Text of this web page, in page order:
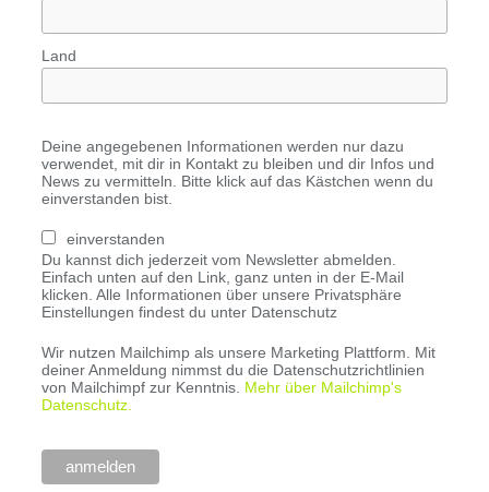
Land
Deine angegebenen Informationen werden nur dazu
verwendet, mit dir in Kontakt zu bleiben und dir Infos und
News zu vermitteln. Bitte klick auf das Kästchen wenn du
einverstanden bist.
einverstanden
Du kannst dich jederzeit vom Newsletter abmelden.
Einfach unten auf den Link, ganz unten in der E-Mail
klicken. Alle Informationen über unsere Privatsphäre
Einstellungen findest du unter Datenschutz
Wir nutzen Mailchimp als unsere Marketing Plattform. Mit
deiner Anmeldung nimmst du die Datenschutzrichtlinien
von Mailchimpf zur Kenntnis. Mehr über Mailchimp's
Datenschutz.